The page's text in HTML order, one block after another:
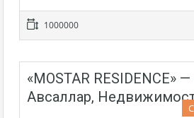
1000000
«MOSTAR RESIDENCE»
Авсаллар,